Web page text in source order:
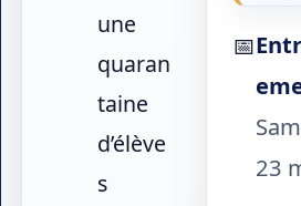
une
quaran
taine
d’élève
s
📅
23